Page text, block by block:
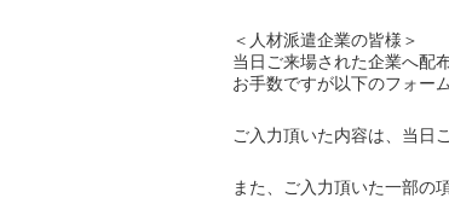
＜人材派遣企業の皆様＞
当日ご来場された企業へ配
お手数ですが以下のフォー
ご入力頂いた内容は、当日
また、ご入力頂いた一部の